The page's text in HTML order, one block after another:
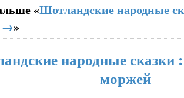
«Шотландские народные
→»
народные сказки
моржей